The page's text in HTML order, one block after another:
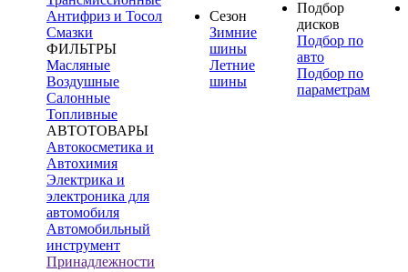
Антифриз и Тосол
Смазки
ФИЛЬТРЫ
Масляные
Воздушные
Салонные
Топливные
АВТОТОВАРЫ
Автокосметика и
Автохимия
Электрика и
электроника для
автомобиля
Автомобильный
инструмент
Принадлежности
Сезон
Зимние
шины
Летние
шины
Подбор
дисков
Подбор по
авто
Подбор по
параметрам